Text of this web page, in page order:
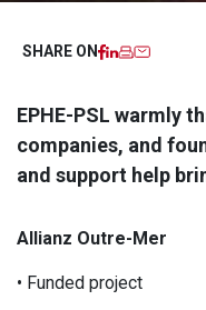
SHARE ON Facebook
LinkedIn
Imprimer
EPHE-PSL warmly
companies, and
and support help
Allianz Outre-Mer
• Funded project